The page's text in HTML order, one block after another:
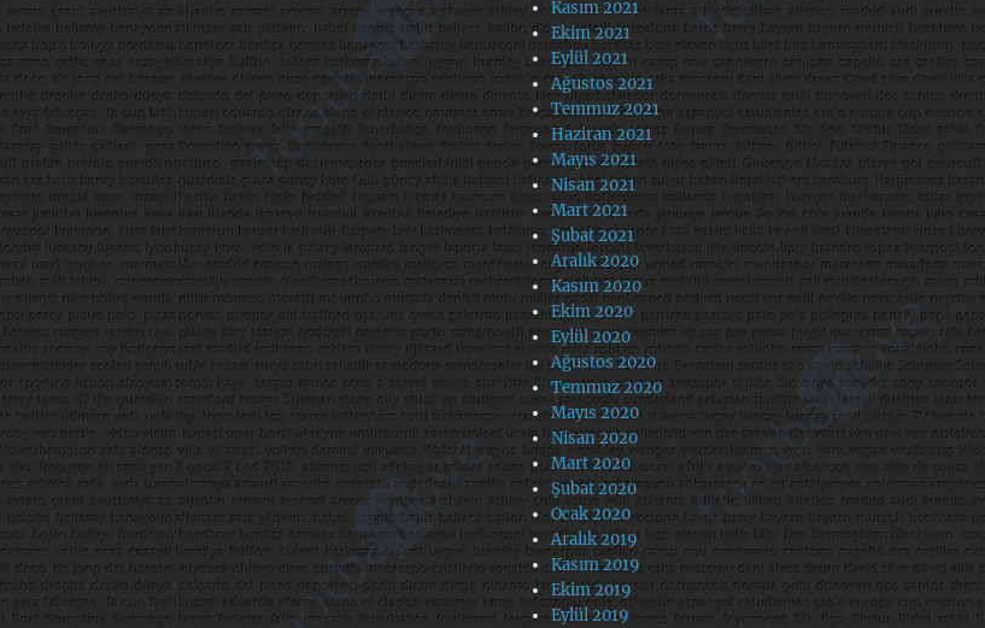
Kasım 2021
Ekim 2021
Eylül 2021
Ağustos 2021
Temmuz 2021
Haziran 2021
Mayıs 2021
Nisan 2021
Mart 2021
Şubat 2021
Aralık 2020
Kasım 2020
Ekim 2020
Eylül 2020
Ağustos 2020
Temmuz 2020
Mayıs 2020
Nisan 2020
Mart 2020
Şubat 2020
Ocak 2020
Aralık 2019
Kasım 2019
Ekim 2019
Eylül 2019